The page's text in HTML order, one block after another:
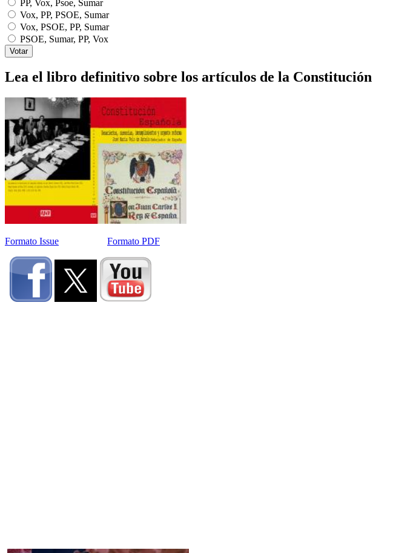
PP, Vox, Psoe, Sumar
Vox, PP, PSOE, Sumar
Vox, PSOE, PP, Sumar
PSOE, Sumar, PP, Vox
Lea el libro definitivo sobre los artículos de la Constitución
Formato Issue Formato PDF